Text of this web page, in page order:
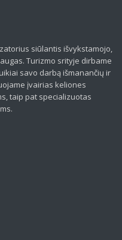
siūlantis išvykstamojo,
Turizmo srityje dirbame
savo darbą išmanančių ir
įvairias keliones
taip pat specializuotas